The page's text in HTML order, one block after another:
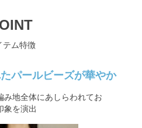
テム特徴
パールビーズが華やか
み地全体にあしらわれてお
象を演出